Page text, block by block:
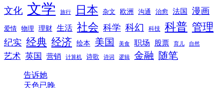
文化 文学 旅行 日本 杂文 欧洲 沟通 治愈 法国 漫画
爱情 物理 理财 生活 社会 科学 科幻 科技 科普 管理
纪实 经典 经济 绘本 美国 美食 职场 股票 育儿 自然
艺术 英国 营销 计算机 诗歌 诗词 逻辑 金融 随笔
告诉她
天色已晚